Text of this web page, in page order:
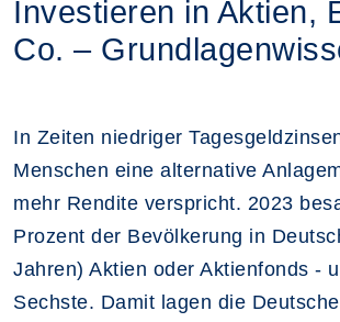
Investieren in Aktien,
Co. –
In Zeiten niedriger
Menschen eine alternative
mehr Rendite verspricht. 2023
Prozent der Bevölkerung in
Jahren) Aktien oder Aktienfonds -
Sechste. Damit lagen die